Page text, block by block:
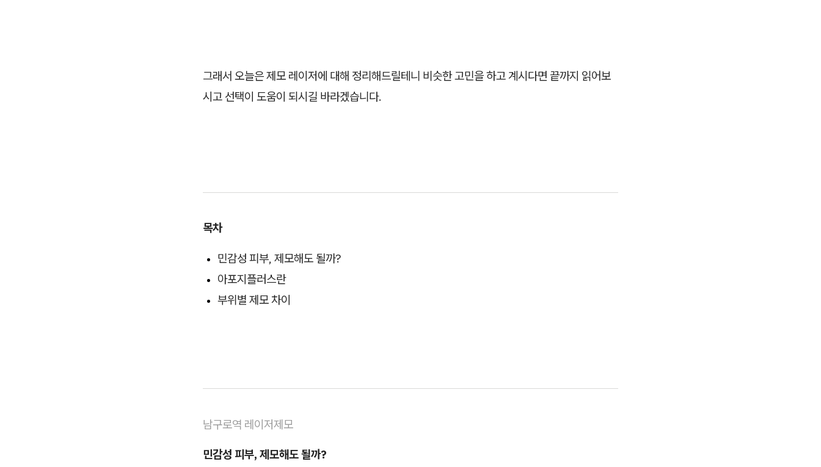
그래서 오늘은 제모 레이저에 대해 정리해드릴테니 비슷한 고민을 하고 계시다면 끝까지 읽어보
시고 선택이 도움이 되시길 바라겠습니다.
목차
민감성 피부, 제모해도 될까?
아포지플러스란
부위별 제모 차이
남구로역 레이저제모
민감성 피부, 제모해도 될까?